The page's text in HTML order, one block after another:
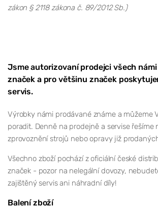
zákon § 2118 zákona č. 89/2012 Sb.)
Jsme autorizovaní prodejci všech
značek a pro většinu značek
servis.
Výrobky námi prodávané známe a můžeme
poradit. Denně na prodejně a servise řešíme
zprovoznění strojů nebo opravy již
Všechno zboží pochází z oficiální české
značek - pozor na nelegální dovozy,
zajištěný servis ani náhradní díly!
Balení zboží